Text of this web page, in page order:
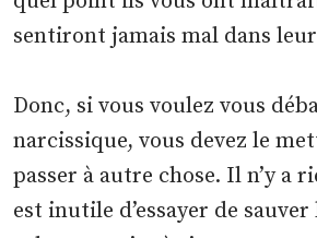
sentiront jamais mal dans
Donc, si vous voulez vous
narcissique, vous devez le
passer à autre chose. Il n’y a
est inutile d’essayer de